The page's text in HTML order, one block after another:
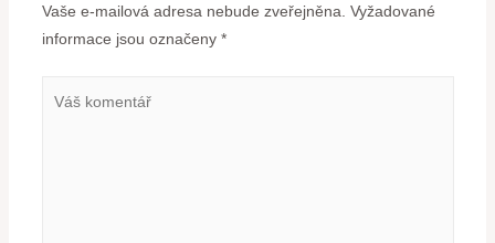
Vaše e-mailová adresa nebude zveřejněna. Vyžadované
informace jsou označeny *